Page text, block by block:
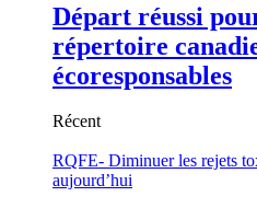
Départ réussi
répertoire
écoresponsables
Récent
RQFE- Diminuer les rejets
aujourd’hui